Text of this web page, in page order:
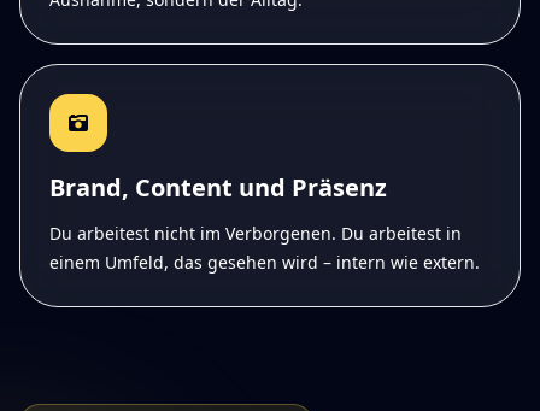
Brand, Content und Präsenz
Du arbeitest nicht im Verborgenen. Du arbeitest in
einem Umfeld, das gesehen wird – intern wie extern.